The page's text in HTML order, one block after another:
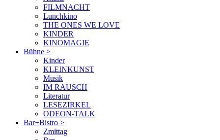
FILMNACHT
Lunchkino
THE ONES WE LOVE
KINDER
KINOMAGIE
Bühne >
Kinder
KLEINKUNST
Musik
IM RAUSCH
Literatur
LESEZIRKEL
ODEON-TALK
Bar+Bistro >
Zmittag